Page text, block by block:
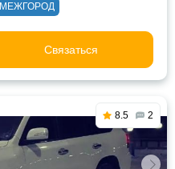
МЕЖГОРОД
Связаться
8.5 2